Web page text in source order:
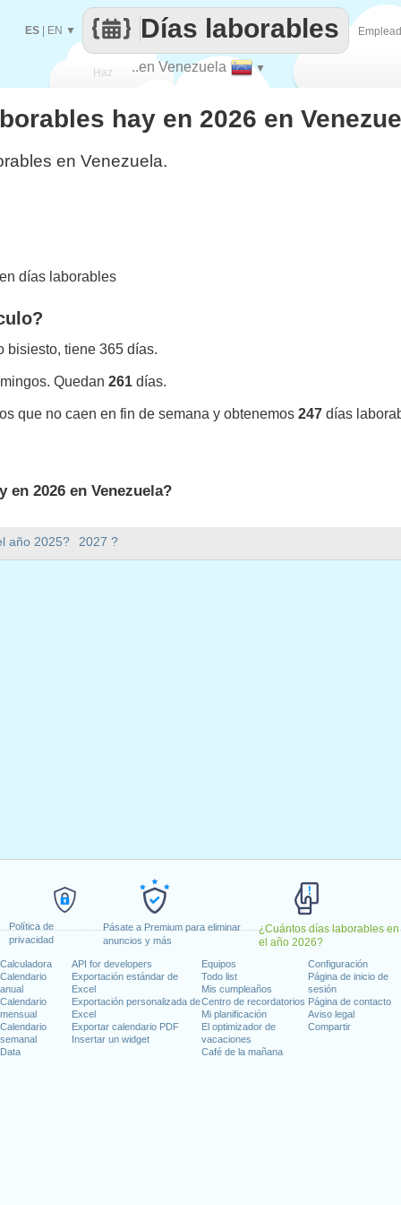
Política de
privacidad
Pásate a Premium para eliminar
anuncios y más
¿Cuántos días laborables en
el año 2026?
Calculadora
Calendario
anual
Calendario
mensual
Calendario
semanal
Data
API for developers
Exportación estándar de
Excel
Exportación personalizada de
Excel
Exportar calendario PDF
Insertar un widget
Equipos
Todo list
Mis cumpleaños
Centro de recordatorios
Mi planificación
El optimizador de
vacaciones
Café de la mañana
Configuración
Página de inicio de
sesión
Página de contacto
Aviso legal
Compartir
Haz
que
..en Venezuela ▼
Días laborables
ES EN ▼
año 2025? 2027 ?
hay en 2026 en
en Venezuela.
días laborables
bisiesto, tiene 365 días.
Quedan 261 días.
que no caen en fin de semana y obtenemos 247 días
en 2026 en Venezuela?
un primer gobierno dentro del proceso de independencia
2026
24 junio, 2026
lunes, 29 junio, 2026
Bolívar : viernes, 24 julio, 2026
: lunes, 12 octubre, 2026
2026
2026
2026